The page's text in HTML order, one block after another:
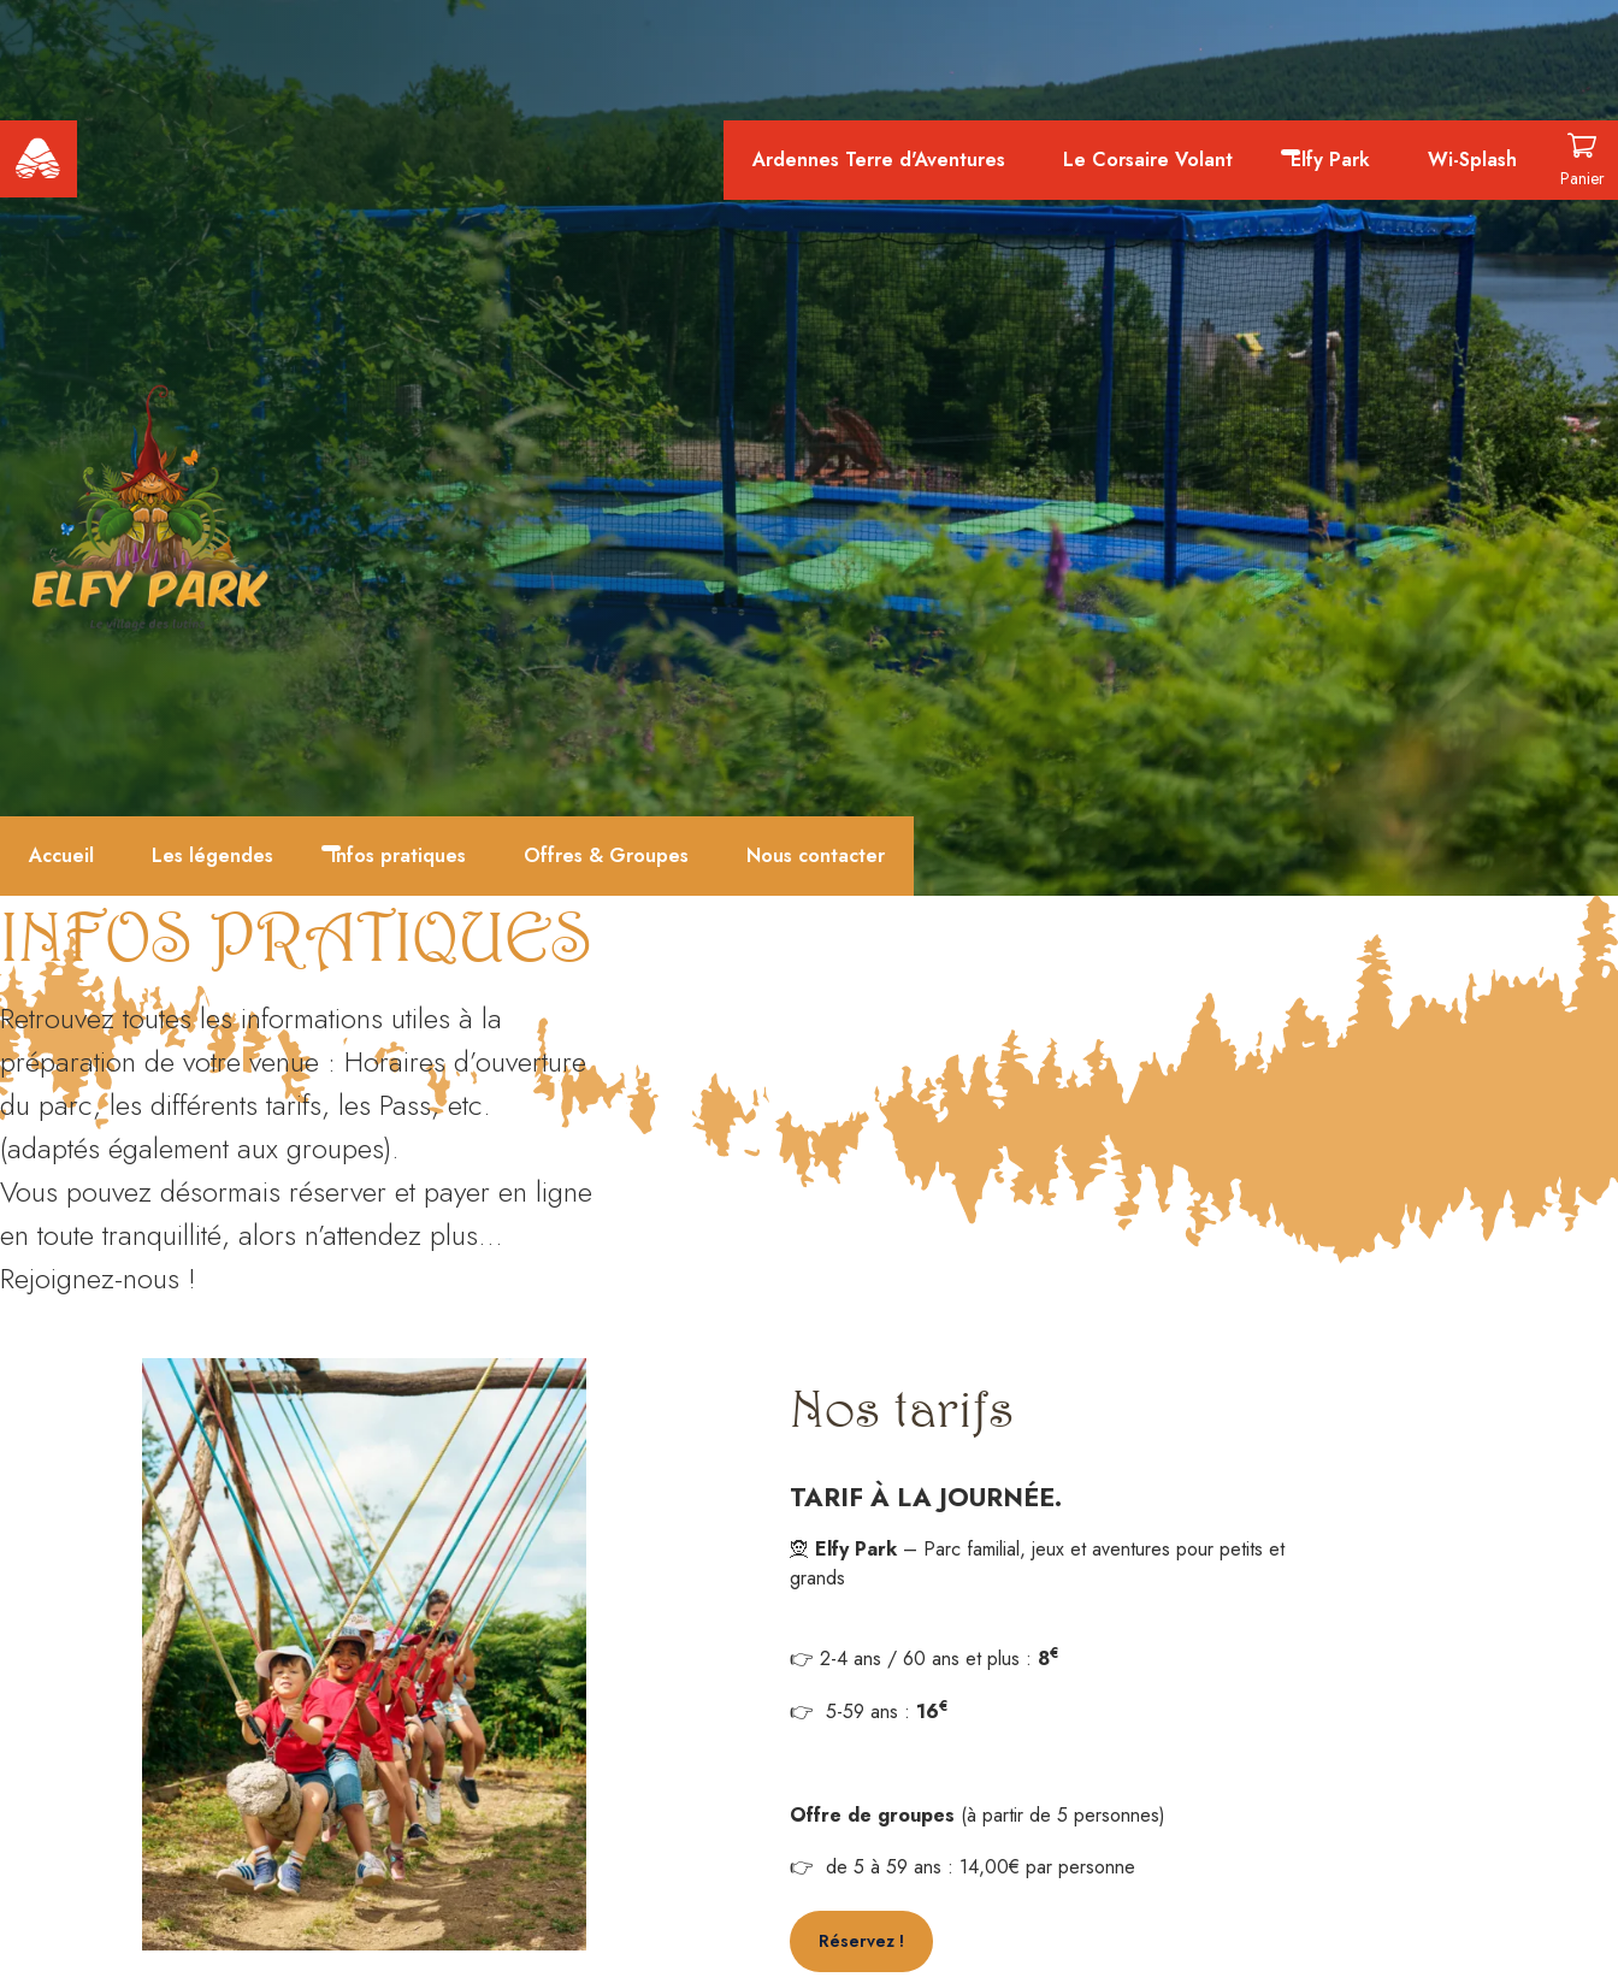
Accueil Ardennes Terre d'Aventures Le Corsaire Volant Elfy Park Wi-Splash
Panier
Accueil Les légendes Infos pratiques Offres & Groupes Nous contacter
INFOS PRATIQUES
Retrouvez toutes les informations utiles à la
préparation de votre venue : Horaires d’ouverture
du parc, les différents tarifs, les Pass, etc.
(adaptés également aux groupes).
Vous pouvez désormais réserver et payer en ligne
en toute tranquillité, alors n’attendez plus…
Rejoignez-nous !
Nos tarifs
TARIF À LA JOURNÉE.
🧝 Elfy Park – Parc familial, jeux et aventures pour petits et
grands
👉 2-4 ans / 60 ans et plus : 8€
👉 5-59 ans : 16€
Offre de groupes (à partir de 5 personnes)
👉 de 5 à 59 ans : 14,00€ par personne
Réservez !